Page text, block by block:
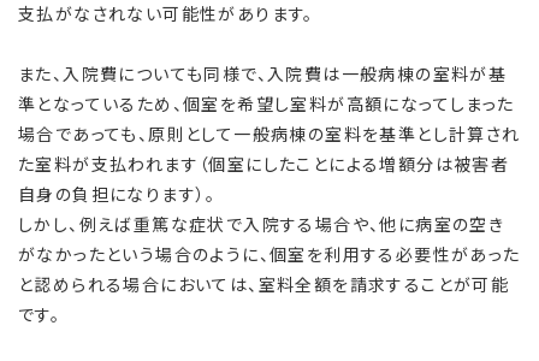
支払がなされない可能性があります。
また、入院費についても同様で、入院費は一般病棟の室料が基
準となっているため、個室を希望し室料が高額になってしまった
場合であっても、原則として一般病棟の室料を基準とし計算され
た室料が支払われます（個室にしたことによる増額分は被害者
自身の負担になります）。
しかし、例えば重篤な症状で入院する場合や、他に病室の空き
がなかったという場合のように、個室を利用する必要性があった
と認められる場合においては、室料全額を請求することが可能
です。